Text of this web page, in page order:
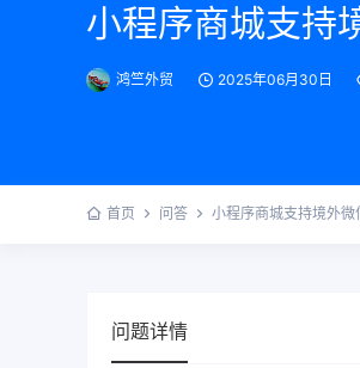
小程序商城支持
鸿竺外贸 2025年06月30日
首页 问答 小程序商城支持境外微
问题详情